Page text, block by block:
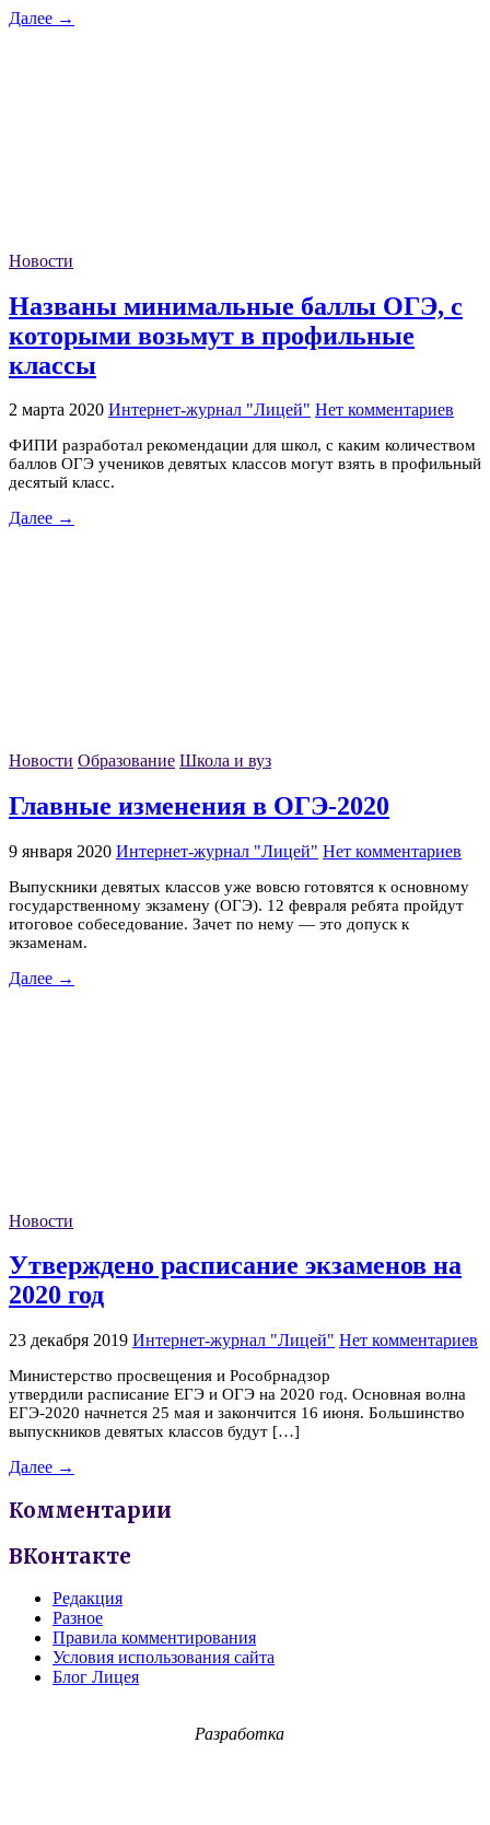
Далее →
Новости
Названы минимальные баллы ОГЭ, с
которыми возьмут в профильные
классы
2 марта 2020 Интернет-журнал "Лицей" Нет комментариев
ФИПИ разработал рекомендации для школ, с каким количеством
баллов ОГЭ учеников девятых классов могут взять в профильный
десятый класс.
Далее →
Новости Образование Школа и вуз
Главные изменения в ОГЭ-2020
9 января 2020 Интернет-журнал "Лицей" Нет комментариев
Выпускники девятых классов уже вовсю готовятся к основному
государственному экзамену (ОГЭ). 12 февраля ребята пройдут
итоговое собеседование. Зачет по нему — это допуск к
экзаменам.
Далее →
Новости
Утверждено расписание экзаменов на
2020 год
23 декабря 2019 Интернет-журнал "Лицей" Нет комментариев
Министерство просвещения и Рособрнадзор
утвердили расписание ЕГЭ и ОГЭ на 2020 год. Основная волна
ЕГЭ-2020 начнется 25 мая и закончится 16 июня. Большинство
выпускников девятых классов будут […]
Далее →
Комментарии
ВКонтакте
Редакция
Разное
Правила комментирования
Условия использования сайта
Блог Лицея
Разработка